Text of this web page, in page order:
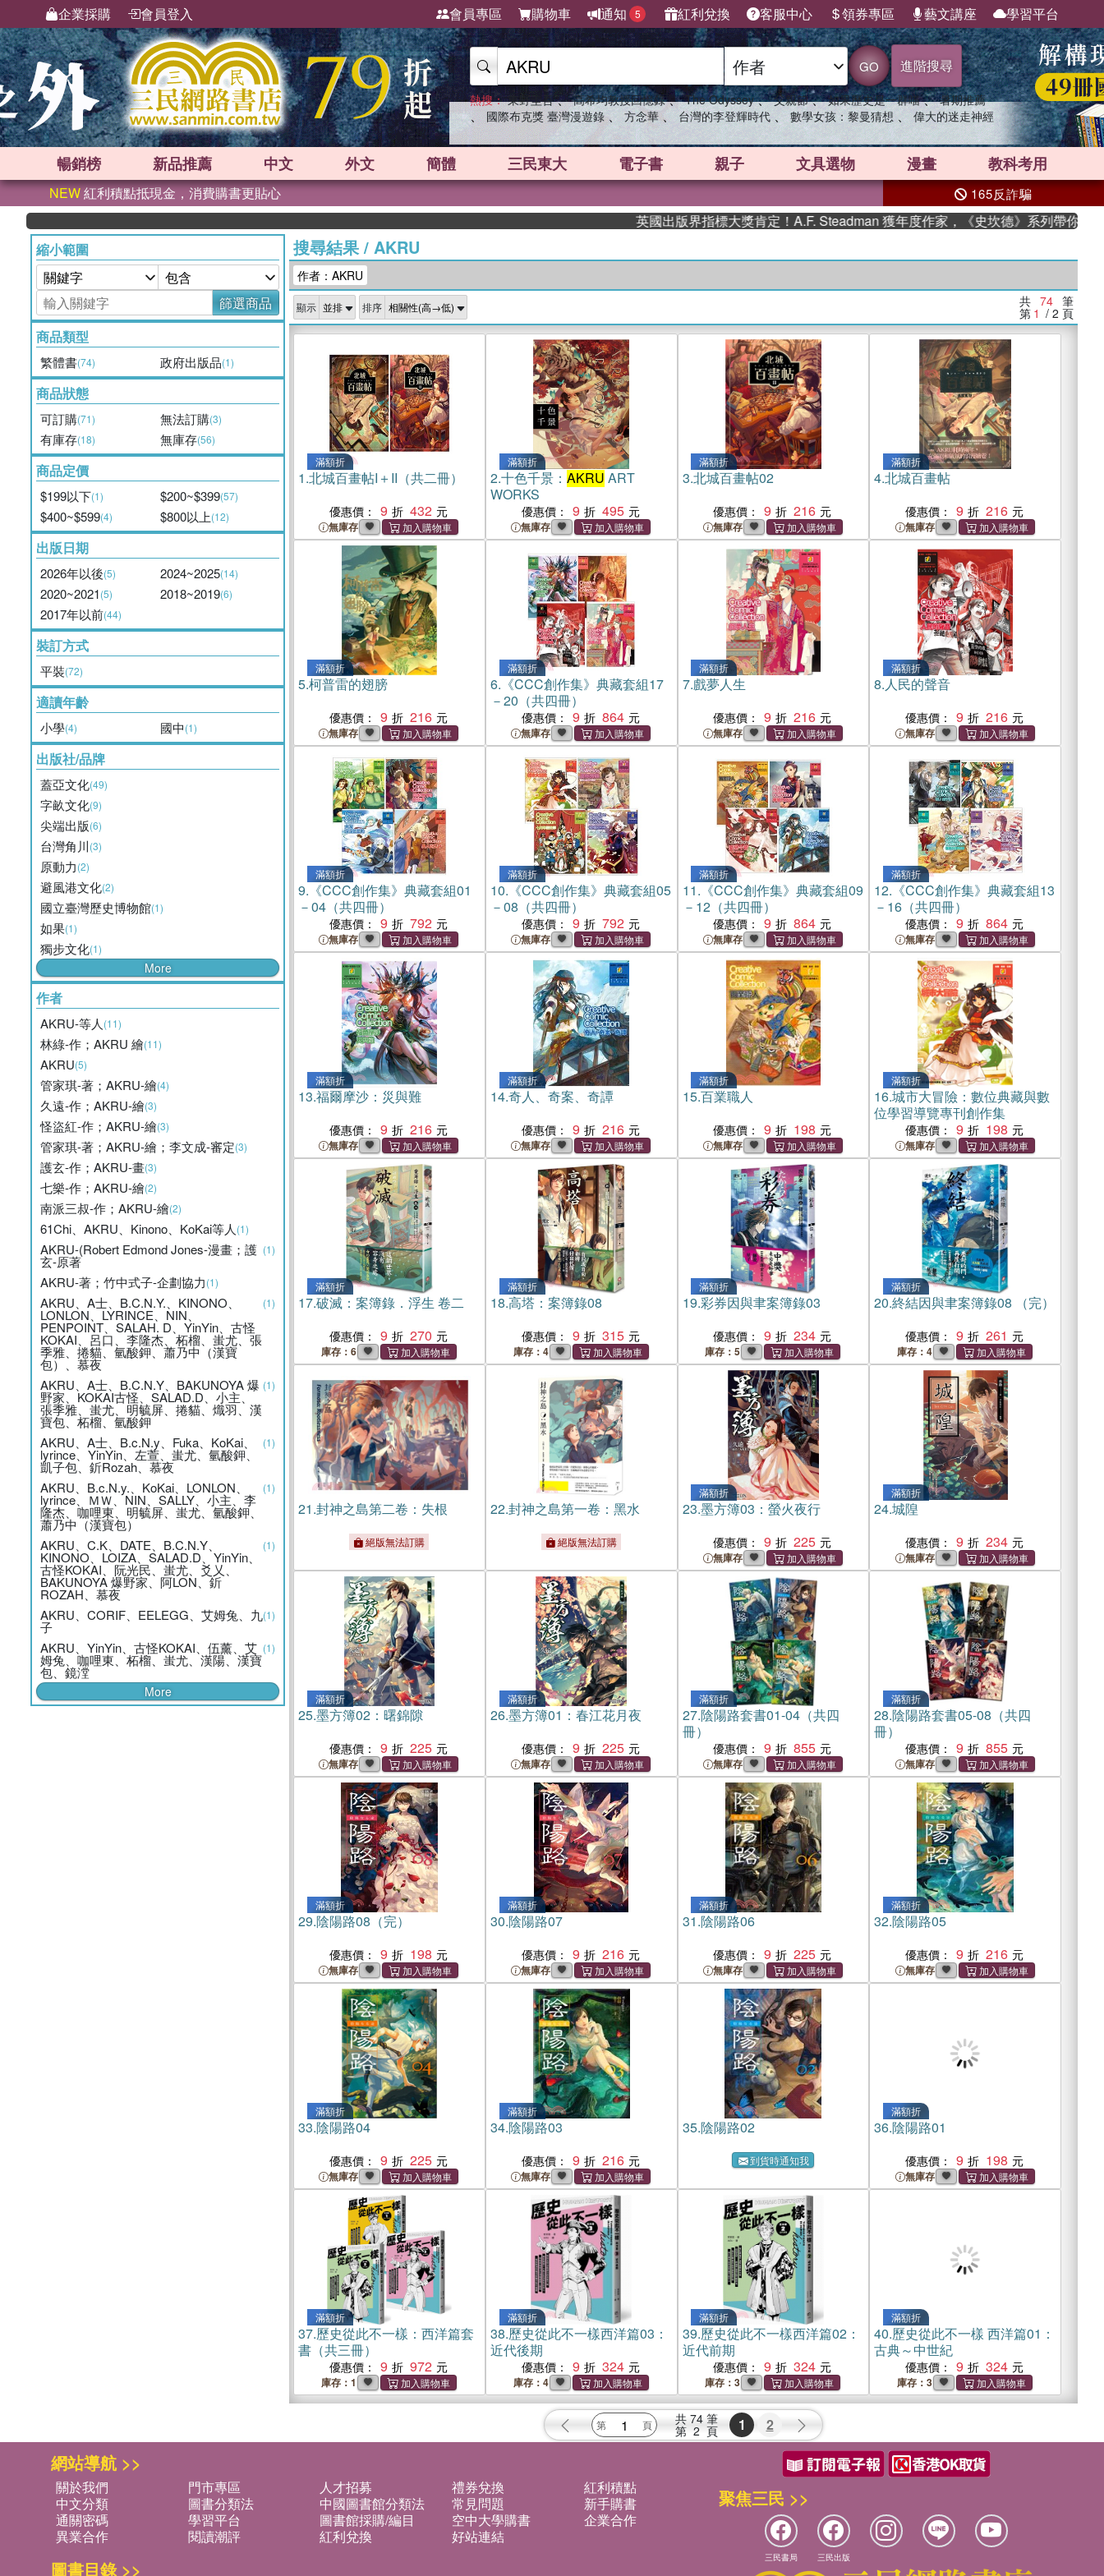
企業採購 會員登入 會員專區 購物車 通知 5 紅利兌換 客服中心 領券專區 藝文講座 學習平台
GO 進階搜尋
熱搜： 東野圭吾 、 高希均教授回憶錄 、 The Odyssey 、 父親節 、 如果歷史是一群喵 、 暑期推薦
、 國際布克獎 臺灣漫遊錄 、 方念華 、 台灣的李登輝時代 、 數學女孩：黎曼猜想 、 偉大的迷走神經
暢銷榜 新品推薦 中文 外文 簡體 三民東大 電子書 親子 文具選物 漫畫 教科考用
NEW紅利積點抵現金，消費購書更貼心 165反詐騙
英國出版界指標大獎肯定！A.F. Steadman 獲年度作家，《史坎德》系列帶你踏上熱血奇幻
縮小範圍
篩選商品
商品類型
繁體書(74) 政府出版品(1)
商品狀態
可訂購(71) 無法訂購(3)
有庫存(18) 無庫存(56)
商品定價
$199以下(1) $200~$399(57)
$400~$599(4) $800以上(12)
出版日期
2026年以後(5) 2024~2025(14)
2020~2021(5) 2018~2019(6)
2017年以前(44)
裝訂方式
平裝(72)
適讀年齡
小學(4) 國中(1)
出版社/品牌
蓋亞文化(49)
字畝文化(9)
尖端出版(6)
台灣角川(3)
原動力(2)
避風港文化(2)
國立臺灣歷史博物館(1)
如果(1)
獨步文化(1)
More
作者
AKRU-等人 (11)
林綠-作；AKRU 繪(11)
AKRU(5)
管家琪-著；AKRU-繪(4)
久遠-作；AKRU-繪(3)
怪盜紅-作；AKRU-繪(3)
管家琪-著；AKRU-繪；李文成-審定(3)
護玄-作；AKRU-畫(3)
七樂-作；AKRU-繪(2)
南派三叔-作；AKRU-繪(2)
61Chi、AKRU、Kinono、KoKai等人 (1)
AKRU-(Robert Edmond Jones-漫畫；護
玄-原著
(1)
AKRU-著；竹中式子-企劃協力(1)
AKRU、A士、B.C.N.Y.、KINONO、
LONLON、LYRINCE、NIN、
PENPOINT、SALAH. D、YinYin、古怪
KOKAI、呂口、李隆杰、柘榴、蚩尤、張
季雅、捲貓、氫酸鉀、蕭乃中（漢寶
包）、慕夜
(1)
AKRU、A士、B.C.N.Y、BAKUNOYA 爆
野家、KOKAI古怪、SALAD.D、小主、
張季雅、蚩尤、明毓屏、捲貓、熾羽、漢
寶包、柘榴、氫酸鉀
(1)
AKRU、A士、B.c.N.y、Fuka、KoKai、
lyrince、YinYin、左萱、蚩尤、氫酸鉀、
凱子包、釿Rozah、慕夜
(1)
AKRU、B.c.N.y.、KoKai、LONLON、
lyrince、ＭＷ、NIN、SALLY、小主、李
隆杰、咖哩東、明毓屏、蚩尤、氫酸鉀、
蕭乃中（漢寶包）
(1)
AKRU、C.K、DATE、B.C.N.Y、
KINONO、LOIZA、SALAD.D、YinYin、
古怪KOKAI、阮光民、蚩尤、爻乂、
BAKUNOYA 爆野家、阿LON、釿
ROZAH、慕夜
(1)
AKRU、CORIF、EELEGG、艾姆兔、九
子
(1)
AKRU、YinYin、古怪KOKAI、伍薰、艾
姆兔、咖哩東、柘榴、蚩尤、漢陽、漢寶
包、鏡漟
(1)
More
搜尋結果/ AKRU
作者：AKRU
顯示 排序 共 74 筆
第 1 / 2 頁
滿額折
1.北城百畫帖I＋II（共二冊）
優惠價： 9 432
無庫存
滿額折
2.十色千景： AKRU ART
WORKS
優惠價： 9 495
無庫存
滿額折
3.北城百畫帖02
優惠價： 9 216
無庫存
滿額折
4.北城百畫帖
優惠價： 9 216
無庫存
滿額折
5.柯普雷的翅膀
優惠價： 9 216
無庫存
滿額折
6. 《CCC創作集》典藏套組17
－20（共四冊）
優惠價： 9 864
無庫存
滿額折
7.戲夢人生
優惠價： 9 216
無庫存
滿額折
8.人民的聲音
優惠價： 9 216
無庫存
滿額折
9. 《CCC創作集》典藏套組01
－04（共四冊）
優惠價： 9 792
無庫存
滿額折
10. 《CCC創作集》典藏套組05
－08（共四冊）
優惠價： 9 792
無庫存
滿額折
11. 《CCC創作集》典藏套組09
－12（共四冊）
優惠價： 9 864
無庫存
滿額折
12. 《CCC創作集》典藏套組13
－16（共四冊）
優惠價： 9 864
無庫存
滿額折
13.福爾摩沙：災與難
優惠價： 9 216
無庫存
滿額折
14.奇人、奇案、奇譚
優惠價： 9 216
無庫存
滿額折
15.百業職人
優惠價： 9 198
無庫存
滿額折
16.城市大冒險：數位典藏與數
位學習導覽專刊創作集
優惠價： 9 198
無庫存
滿額折
17.破滅：案簿錄．浮生 卷二
優惠價： 9 270
庫存：6
滿額折
18.高塔：案簿錄08
優惠價： 9 315
庫存：4
滿額折
19.彩券因與聿案簿錄03
優惠價： 9 234
庫存：5
滿額折
20.終結因與聿案簿錄08 （完）
優惠價： 9 261
庫存：4
21.封神之島第二卷：失根
絕版無法訂購
22.封神之島第一卷：黑水
絕版無法訂購
滿額折
23.墨方簿03：螢火夜行
優惠價： 9 225
無庫存
滿額折
24.城隍
優惠價： 9 234
無庫存
滿額折
25.墨方簿02：曙錦隙
優惠價： 9 225
無庫存
滿額折
26.墨方簿01：春江花月夜
優惠價： 9 225
無庫存
滿額折
27.陰陽路套書01-04（共四
冊）
優惠價： 9 855
無庫存
滿額折
28.陰陽路套書05-08（共四
冊）
優惠價： 9 855
無庫存
滿額折
29.陰陽路08（完）
優惠價： 9 198
無庫存
滿額折
30.陰陽路07
優惠價： 9 216
無庫存
滿額折
31.陰陽路06
優惠價： 9 225
無庫存
滿額折
32.陰陽路05
優惠價： 9 216
無庫存
滿額折
33.陰陽路04
優惠價： 9 225
無庫存
滿額折
34.陰陽路03
優惠價： 9 216
無庫存
35.陰陽路02
到貨時通知我
滿額折
36.陰陽路01
優惠價： 9 198
無庫存
滿額折
37.歷史從此不一樣：西洋篇套
書（共三冊）
優惠價： 9 972
庫存：1
滿額折
38.歷史從此不一樣西洋篇03：
近代後期
優惠價： 9 324
庫存：4
滿額折
39.歷史從此不一樣西洋篇02：
近代前期
優惠價： 9 324
庫存：3
滿額折
40.歷史從此不一樣 西洋篇01：
古典～中世紀
優惠價： 9 324
庫存：3
共 74 筆
第 2 頁 1 2
網站導航 >>
關於我們 門市專區 人才招募 禮券兌換
紅利積點
中文分類
圖書分類法 中國圖書館分類法 常見問題
新手購書
通關密碼
學習平台 圖書館採購/編目 空中大學購書
企業合作
異業合作
閱讀潮評 紅利兌換 好站連結
圖書目錄 >>
聚焦三民 >>
三民書局 三民出版